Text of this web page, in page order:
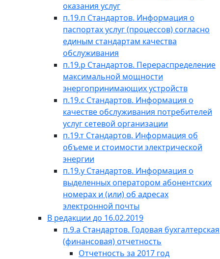
оказания услуг
п.19.п Стандартов. Информация о
паспортах услуг (процессов) согласно
единым стандартам качества
обслуживания
п.19.р Стандартов. Перераспределение
максимальной мощности
энергопринимающих устройств
п.19.с Стандартов. Информация о
качестве обслуживания потребителей
услуг сетевой организации
п.19.т Стандартов. Информация об
объеме и стоимости электрической
энергии
п.19.у Стандартов. Информация о
выделенных оператором абонентских
номерах и (или) об адресах
электронной почты
В редакции до 16.02.2019
п.9.а Стандартов. Годовая бухгалтерская
(финансовая) отчетность
Отчетность за 2017 год